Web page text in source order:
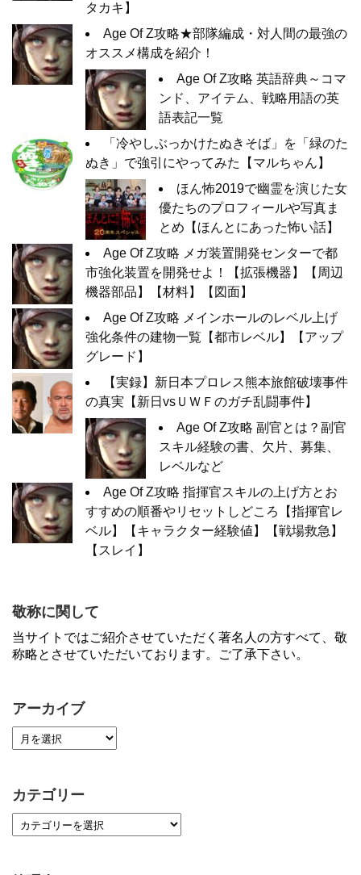
タカキ】
Age Of Z攻略★部隊編成・対人間の最強の
オススメ構成を紹介！
Age Of Z攻略 英語辞典～コマ
ンド、アイテム、戦略用語の英
語表記一覧
「冷やしぶっかけたぬきそば」を「緑のた
ぬき」で強引にやってみた【マルちゃん】
ほん怖2019で幽霊を演じた女
優たちのプロフィールや写真ま
とめ【ほんとにあった怖い話】
Age Of Z攻略 メガ装置開発センターで都
市強化装置を開発せよ！【拡張機器】【周辺
機器部品】【材料】【図面】
Age Of Z攻略 メインホールのレベル上げ
強化条件の建物一覧【都市レベル】【アップ
グレード】
【実録】新日本プロレス熊本旅館破壊事件
の真実【新日vsＵＷＦのガチ乱闘事件】
Age Of Z攻略 副官とは？副官
スキル経験の書、欠片、募集、
レベルなど
Age Of Z攻略 指揮官スキルの上げ方とお
すすめの順番やリセットしどころ【指揮官レ
ベル】【キャラクター経験値】【戦場救急】
【スレイ】
敬称に関して
当サイトではご紹介させていただく著名人の方すべて、敬
称略とさせていただいております。ご了承下さい。
アーカイブ
カテゴリー